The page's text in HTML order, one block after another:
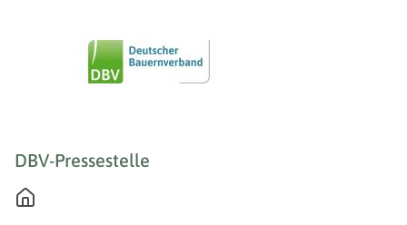
DBV-Pressestelle